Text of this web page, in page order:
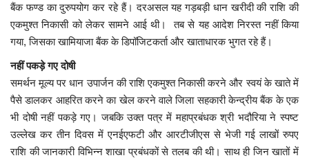
बैंक फण्ड का दुरुपयोग कर रहे हैं। दरअसल यह गड़बड़ी धान खरीदी की राशि की
एकमुश्त निकासी को लेकर सामने आई थी। तब से यह आदेश निरस्त नहीं किया
गया, जिसका खामियाजा बैंक के डिपॉजिटकर्ता और खाताधारक भुगत रहे हैं।
नहीं पकड़े गए दोषी
समर्थन मूल्य पर धान उपार्जन की राशि एकमुश्त निकासी करने और स्वयं के खाते में
पैसे डालकर आहरित करने का खेल करने वाले जिला सहकारी केन्द्रीय बैंक के एक
भी दोषी नहीं पकड़े गए। जबकि उक्त पत्र में महाप्रबंधक श्री भदौरिया ने स्पष्ट
उल्लेख कर तीन दिवस में एनईएफटी और आरटीजीएस से भेजी गई लाखों रुपए
राशि की जानकारी विभिन्न शाखा प्रबंधकों से तलब की थी। साथ ही जिन खातों में